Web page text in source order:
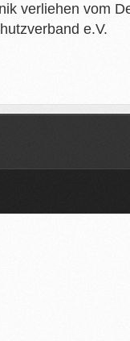
verliehen vom
e.V.